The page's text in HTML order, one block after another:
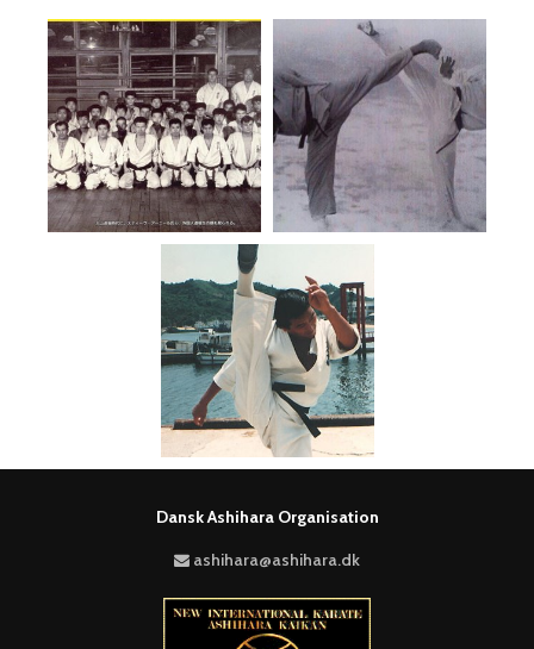
Dansk Ashihara Organisation
ashihara@ashihara.dk